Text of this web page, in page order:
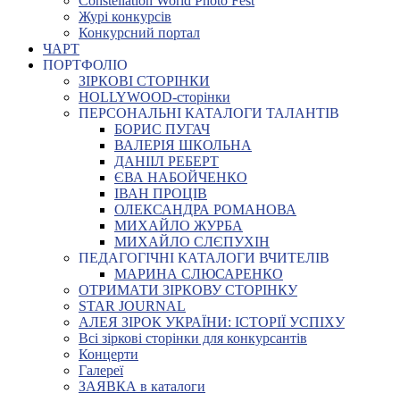
Журі конкурсів
Конкурсний портал
ЧАРТ
ПОРТФОЛІО
ЗІРКОВІ СТОРІНКИ
HOLLYWOOD-сторінки
ПЕРСОНАЛЬНІ КАТАЛОГИ ТАЛАНТІВ
БОРИС ПУГАЧ
ВАЛЕРІЯ ШКОЛЬНА
ДАНІІЛ РЕБЕРТ
ЄВА НАБОЙЧЕНКО
ІВАН ПРОЦІВ
ОЛЕКСАНДРА РОМАНОВА
МИХАЙЛО ЖУРБА
МИХАЙЛО СЛЄПУХІН
ПЕДАГОГІЧНІ КАТАЛОГИ ВЧИТЕЛІВ
МАРИНА СЛЮСАРЕНКО
ОТРИМАТИ ЗІРКОВУ СТОРІНКУ
STAR JOURNAL
АЛЕЯ ЗІРОК УКРАЇНИ: ІСТОРІЇ УСПІХУ
Всі зіркові сторінки для конкурсантів
Концерти
Галереї
ЗАЯВКА в каталоги